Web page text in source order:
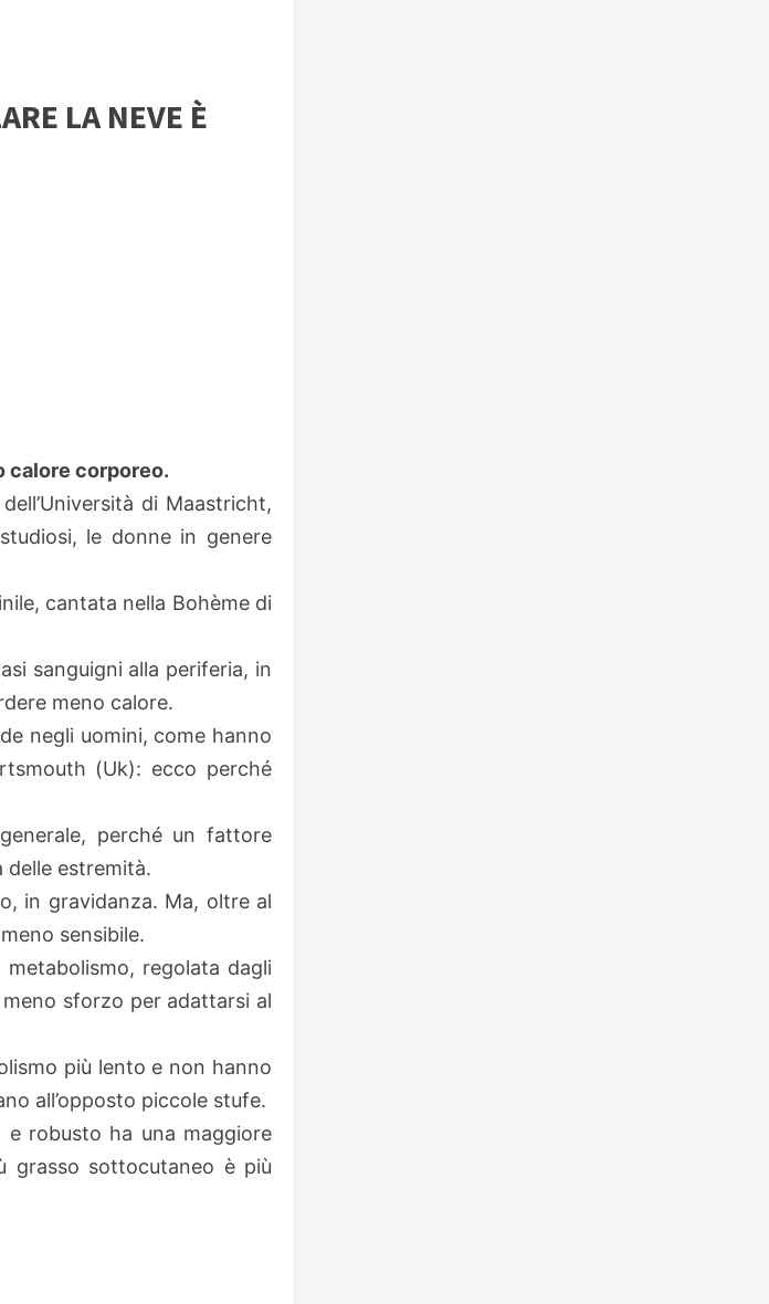
LA NEVE È
calore corporeo.
di Maastricht,
le donne in genere
cantata nella Bohème di
sanguigni alla periferia, in
meno calore.
negli uomini, come hanno
(Uk): ecco perché
perché un fattore
estremità.
in gravidanza. Ma, oltre al
sensibile.
regolata dagli
sforzo per adattarsi al
più lento e non hanno
all’opposto piccole stufe.
robusto ha una maggiore
grasso sottocutaneo è più